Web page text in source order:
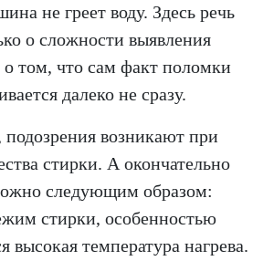
не греет воду. Здесь речь
о сложности выявления
том, что сам факт поломки
далеко не сразу.
возникают при
стирки. А окончательно
следующим образом:
стирки, особенностью
высокая температура нагрева.